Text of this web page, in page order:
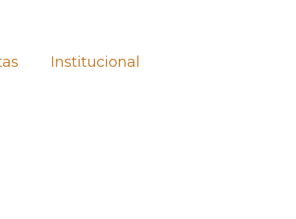
Institucional